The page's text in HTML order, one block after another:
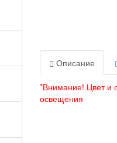
Описание
*Внимание! Цвет и
освещения